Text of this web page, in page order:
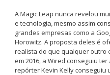
A Magic Leap nunca revelou
e tecnologia, mesmo assim
grandes empresas como a
Horowitz. A proposta deles é
realista do que qualquer outro
em 2016, a Wired conseguiu
repórter Kevin Kelly conseguiu